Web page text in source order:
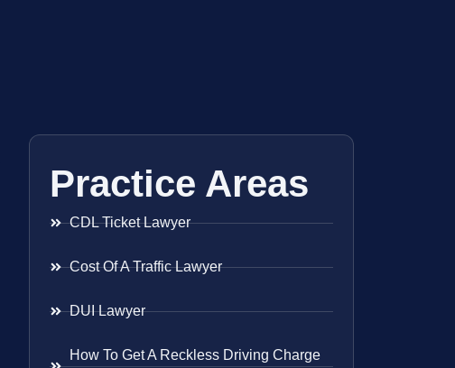
Practice Areas
CDL Ticket Lawyer
Cost Of A Traffic Lawyer
DUI Lawyer
How To Get A Reckless Driving Charge